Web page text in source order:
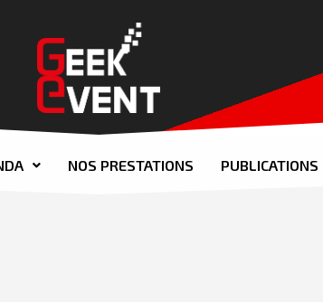
NOS PRESTATIONS PUBLICATIONS